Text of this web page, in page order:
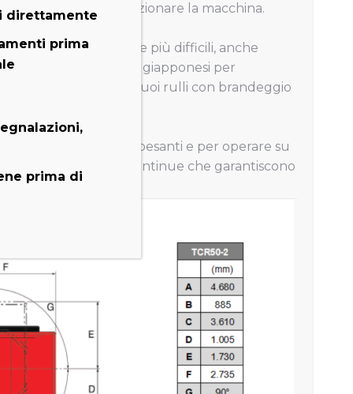
riposizionare la macchina.
di affrontare le sfide più difficili, anche
dagli ingegneri giapponesi per
e i suoi rulli con brandeggio
di materiali pesanti e per operare su
con saldature continue che garantiscono
direttamente
prima
prima di